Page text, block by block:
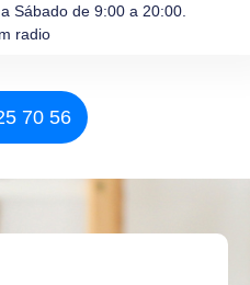
Sábado de 9:00 a 20:00.
radio
70 56